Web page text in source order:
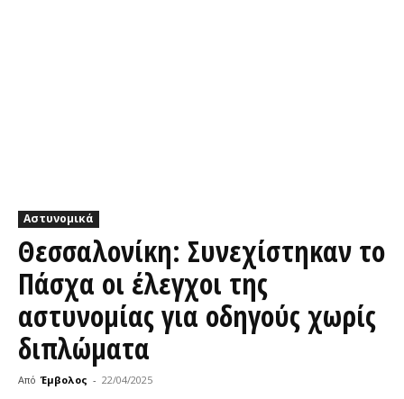
Αστυνομικά
Θεσσαλονίκη: Συνεχίστηκαν το
Πάσχα οι έλεγχοι της
αστυνομίας για οδηγούς χωρίς
διπλώματα
Από Έμβολος - 22/04/2025